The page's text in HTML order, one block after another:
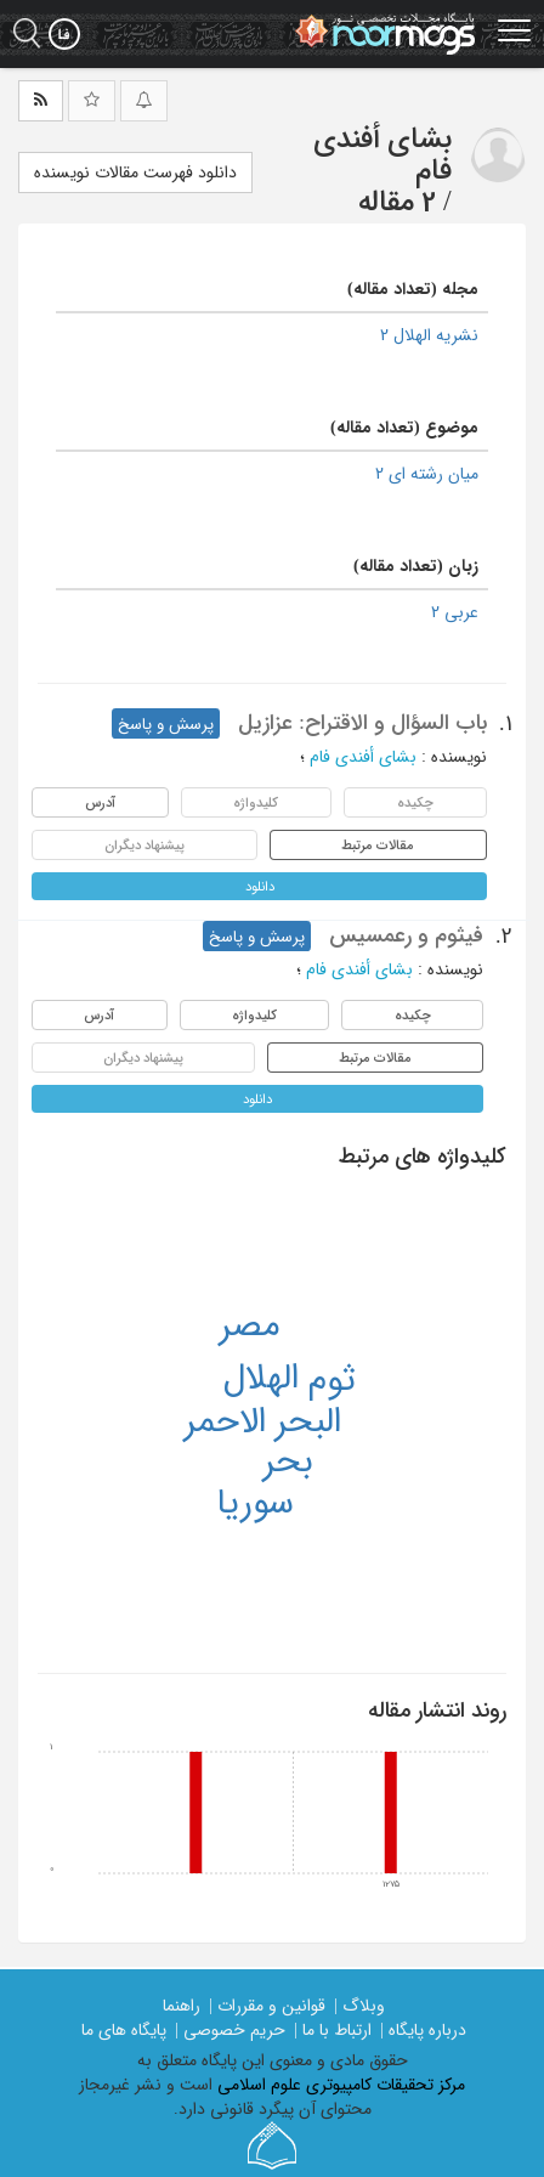
Skip
to
main
بشای أفندی
فام
/ 2 مقاله
دانلود فهرست مقالات نویسنده
مجله (تعداد مقاله)
نشریه الهلال 2
موضوع (تعداد مقاله)
میان رشته ای 2
زبان (تعداد مقاله)
عربی 2
1. باب السؤال و الاقتراح: عزازیل
پرسش و پاسخ
نویسنده : بشای أفندی فام ؛
چکیده کلیدواژه آدرس
مقالات مرتبط پیشنهاد دیگران
دانلود
2. فیثوم و رعمسیس
پرسش و پاسخ
نویسنده : بشای أفندی فام ؛
چکیده کلیدواژه آدرس
مقالات مرتبط پیشنهاد دیگران
دانلود
کلیدواژه های مرتبط
البحر الاحمر
الهلال
بحر
ثوم
سوریا
مصر
روند انتشار مقاله
1275
0
1
وبلاگ | قوانین و مقررات |
راهنما
درباره پایگاه |
ارتباط با ما | حریم خصوصی |
پایگاه های ما
حقوق مادی و معنوی اين پايگاه متعلق به
مرکز تحقیقات کامپیوتری علوم اسلامی است و نشر غیرمجاز
محتوای آن پیگرد قانونی دارد.